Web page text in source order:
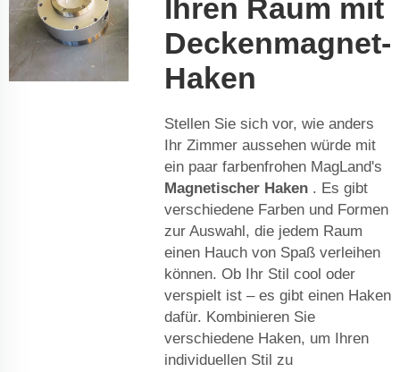
Ihren Raum mit
Deckenmagnet-
Haken
Stellen Sie sich vor, wie anders
Ihr Zimmer aussehen würde mit
ein paar farbenfrohen MagLand's
Magnetischer Haken . Es gibt
verschiedene Farben und Formen
zur Auswahl, die jedem Raum
einen Hauch von Spaß verleihen
können. Ob Ihr Stil cool oder
verspielt ist – es gibt einen Haken
dafür. Kombinieren Sie
verschiedene Haken, um Ihren
individuellen Stil zu